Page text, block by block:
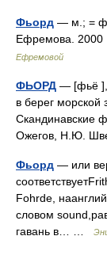
Фьорд — м.; =
Ефремова.
Ефремовой
ФЬОРД — [фьё ],
в берег морской
Скандинавские
Ожегов, Н.Ю.
Фьорд — или
Fohrde,
словом
гавань в… …